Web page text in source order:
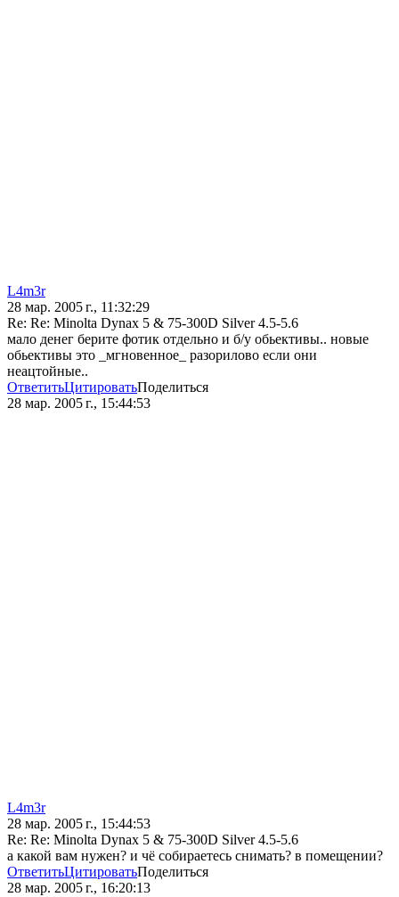
L4m3r
28 мар. 2005 г., 11:32:29
Re: Re: Minolta Dynax 5 & 75-300D Silver 4.5-5.6
мало денег берите фотик отдельно и б/у обьективы.. новые
обьективы это _мгновенное_ разорилово если они
неацтойные..
ОтветитьЦитироватьПоделиться
28 мар. 2005 г., 15:44:53
L4m3r
28 мар. 2005 г., 15:44:53
Re: Re: Minolta Dynax 5 & 75-300D Silver 4.5-5.6
а какой вам нужен? и чё собираетесь снимать? в помещении?
ОтветитьЦитироватьПоделиться
28 мар. 2005 г., 16:20:13